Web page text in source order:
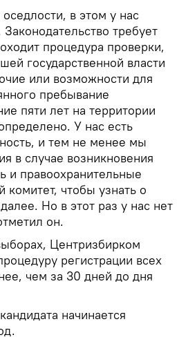
в этом у нас
требует
процедура проверки,
государственной власти
или возможности для
пребывание
пяти лет на территории
У нас есть
и тем не менее мы
в случае возникновения
и правоохранительные
чтобы узнать о
Но в этот раз у нас нет
он.
Центризбирком
регистрации всех
чем за 30 дней до дня
начинается